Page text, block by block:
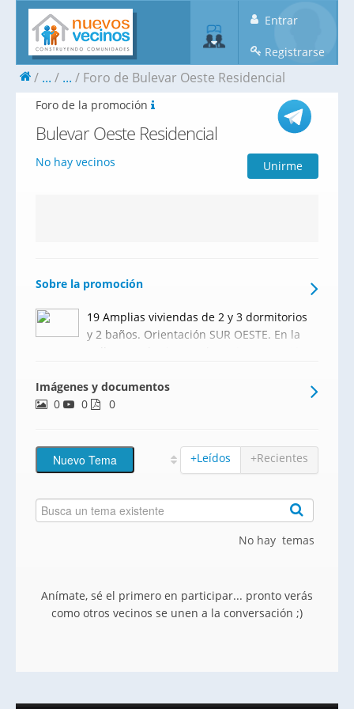
Entrar
Registrarse
... ... Foro de Bulevar Oeste Residencial
Foro de la promoción
Bulevar Oeste Residencial
No hay vecinos Unirme
Sobre la promoción
19 Amplias viviendas de 2 y 3 dormitorios
y 2 baños. Orientación SUR OESTE. En la
Calle Sanzoles junto a la antigua estación.
Imágenes y documentos
0
0 0
+Leídos +Recientes
No hay temas
Anímate, sé el primero en participar... pronto verás
como otros vecinos se unen a la conversación ;)